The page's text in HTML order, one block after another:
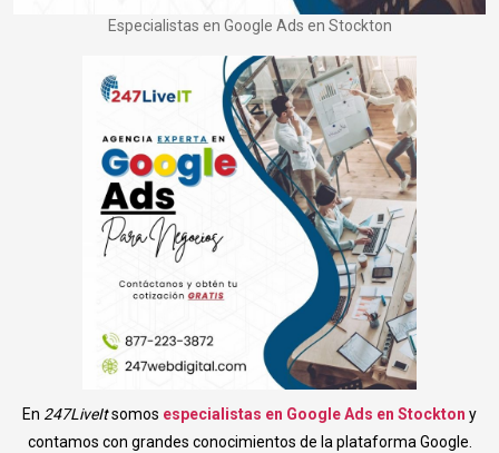
Especialistas en Google Ads en Stockton
En 247LiveItsomos especialistas en Google Ads en Stockton y
contamos con grandes conocimientos de la plataforma Google.